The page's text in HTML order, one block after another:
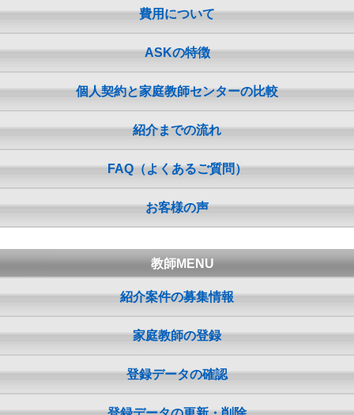
費用について
ASKの特徴
個人契約と家庭教師センターの比較
紹介までの流れ
FAQ（よくあるご質問）
お客様の声
教師MENU
紹介案件の募集情報
家庭教師の登録
登録データの確認